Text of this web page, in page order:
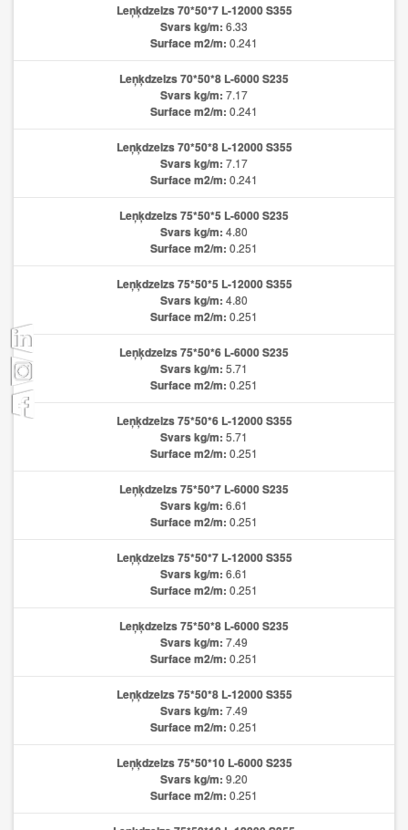
Leņķdzelzs 70*50*7 L-12000 S355
Svars kg/m: 6.33
Surface m2/m: 0.241
Leņķdzelzs 70*50*8 L-6000 S235
Svars kg/m: 7.17
Surface m2/m: 0.241
Leņķdzelzs 70*50*8 L-12000 S355
Svars kg/m: 7.17
Surface m2/m: 0.241
Leņķdzelzs 75*50*5 L-6000 S235
Svars kg/m: 4.80
Surface m2/m: 0.251
Leņķdzelzs 75*50*5 L-12000 S355
Svars kg/m: 4.80
Surface m2/m: 0.251
Leņķdzelzs 75*50*6 L-6000 S235
Svars kg/m: 5.71
Surface m2/m: 0.251
Leņķdzelzs 75*50*6 L-12000 S355
Svars kg/m: 5.71
Surface m2/m: 0.251
Leņķdzelzs 75*50*7 L-6000 S235
Svars kg/m: 6.61
Surface m2/m: 0.251
Leņķdzelzs 75*50*7 L-12000 S355
Svars kg/m: 6.61
Surface m2/m: 0.251
Leņķdzelzs 75*50*8 L-6000 S235
Svars kg/m: 7.49
Surface m2/m: 0.251
Leņķdzelzs 75*50*8 L-12000 S355
Svars kg/m: 7.49
Surface m2/m: 0.251
Leņķdzelzs 75*50*10 L-6000 S235
Svars kg/m: 9.20
Surface m2/m: 0.251